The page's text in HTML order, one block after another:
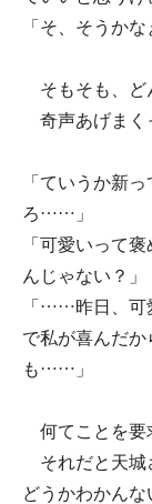
「そ、そうか
そもそも、ど
奇声あげまく
「ていうか新
ろ……」
「可愛いって
んじゃない？」
「……昨日、可
で私が喜んだ
も……」
何てことを要
それだと天城
どうかわかんな